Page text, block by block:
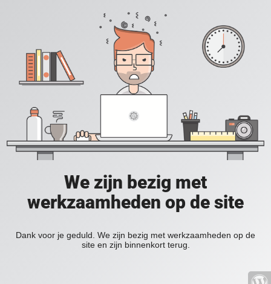
We zijn bezig met
werkzaamheden op de site
Dank voor je geduld. We zijn bezig met werkzaamheden op de
site en zijn binnenkort terug.